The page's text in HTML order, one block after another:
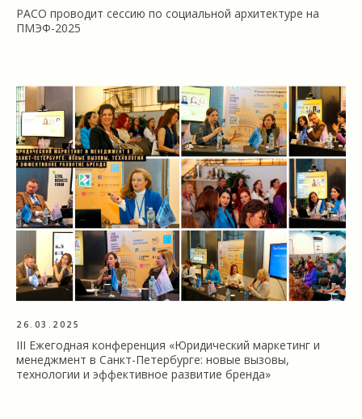
РАСО проводит сессию по социальной архитектуре на
ПМЭФ-2025
26.03.2025
III Ежегодная конференция «Юридический маркетинг и
менеджмент в Санкт-Петербурге: новые вызовы,
технологии и эффективное развитие бренда»